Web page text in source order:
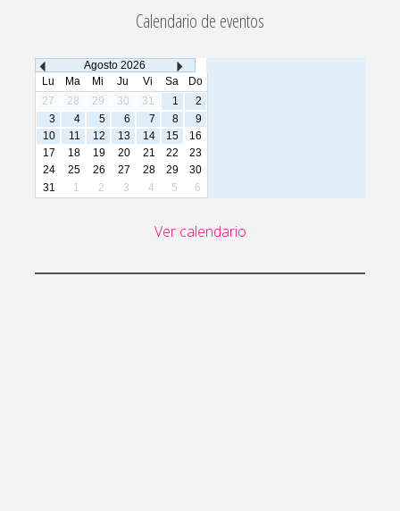
entradas
Calendario de eventos
Agosto 2026
Lu
Ma Mi Ju Vi Sa
Do
27
28 29 30 31 1
2
3
4 5 6 7 8
9
10
11 12 13 14 15
16
17
18 19 20 21 22
23
24
25 26 27 28 29
30
31
1 2 3 4 5 6
Ver calendario